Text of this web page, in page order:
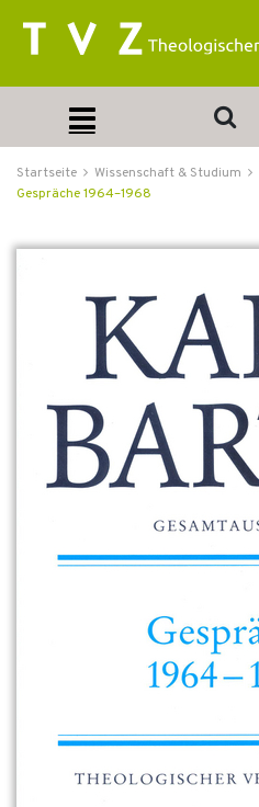
Startseite Wissenschaft & Studium
Gespräche 1964–1968